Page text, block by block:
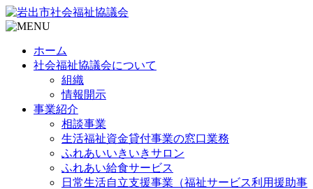
ホーム
社会福祉協議会について
組織
情報開示
事業紹介
相談事業
生活福祉資金貸付事業の窓口業務
ふれあいいきいきサロン
ふれあい給食サービス
日常生活自立支援事業（福祉サービス利用援助事